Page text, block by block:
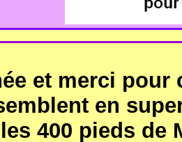
et merci
en
400 pieds de